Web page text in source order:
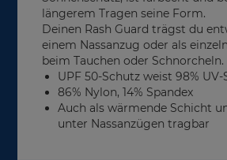
längerem Tragen seine Form.
Deinen Rash Guard trägst du
einem Nassanzug oder als
beim Tauchen oder Schnorcheln.
UPF 50-Schutz weist 98%
86% Nylon, 14% Spandex
Auch als wärmende Schicht
unter Nassanzügen tragbar